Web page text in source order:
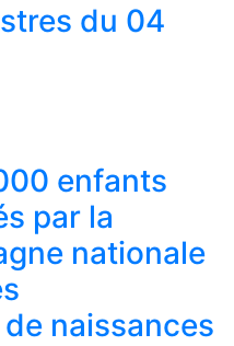
du 04
enfants
par la
nationale
naissances